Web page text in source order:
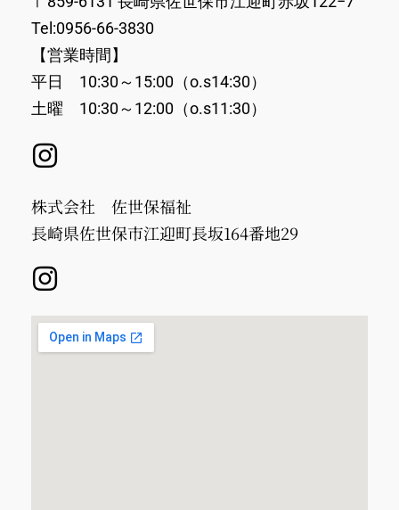
Tel:0956-66-3830
【営業時間】
平日 10:30～15:00（o.s14:30）
土曜 10:30～12:00（o.s11:30）
株式会社 佐世保福祉
長崎県佐世保市江迎町長坂164番地29